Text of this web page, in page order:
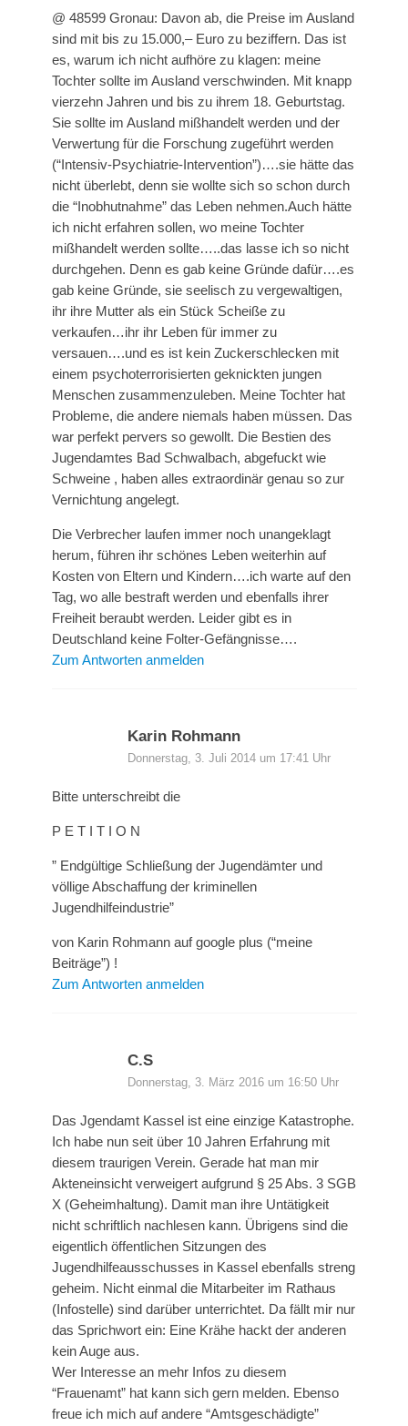
@ 48599 Gronau: Davon ab, die Preise im Ausland
sind mit bis zu 15.000,– Euro zu beziffern. Das ist
es, warum ich nicht aufhöre zu klagen: meine
Tochter sollte im Ausland verschwinden. Mit knapp
vierzehn Jahren und bis zu ihrem 18. Geburtstag.
Sie sollte im Ausland mißhandelt werden und der
Verwertung für die Forschung zugeführt werden
(“Intensiv-Psychiatrie-Intervention”)….sie hätte das
nicht überlebt, denn sie wollte sich so schon durch
die “Inobhutnahme” das Leben nehmen.Auch hätte
ich nicht erfahren sollen, wo meine Tochter
mißhandelt werden sollte…..das lasse ich so nicht
durchgehen. Denn es gab keine Gründe dafür….es
gab keine Gründe, sie seelisch zu vergewaltigen,
ihr ihre Mutter als ein Stück Scheiße zu
verkaufen…ihr ihr Leben für immer zu
versauen….und es ist kein Zuckerschlecken mit
einem psychoterrorisierten geknickten jungen
Menschen zusammenzuleben. Meine Tochter hat
Probleme, die andere niemals haben müssen. Das
war perfekt pervers so gewollt. Die Bestien des
Jugendamtes Bad Schwalbach, abgefuckt wie
Schweine , haben alles extraordinär genau so zur
Vernichtung angelegt.
Die Verbrecher laufen immer noch unangeklagt
herum, führen ihr schönes Leben weiterhin auf
Kosten von Eltern und Kindern….ich warte auf den
Tag, wo alle bestraft werden und ebenfalls ihrer
Freiheit beraubt werden. Leider gibt es in
Deutschland keine Folter-Gefängnisse….
Zum Antworten anmelden
Karin Rohmann
Donnerstag, 3. Juli 2014 um 17:41 Uhr
Bitte unterschreibt die
P E T I T I O N
” Endgültige Schließung der Jugendämter und
völlige Abschaffung der kriminellen
Jugendhilfeindustrie”
von Karin Rohmann auf google plus (“meine
Beiträge”) !
Zum Antworten anmelden
C.S
Donnerstag, 3. März 2016 um 16:50 Uhr
Das Jgendamt Kassel ist eine einzige Katastrophe.
Ich habe nun seit über 10 Jahren Erfahrung mit
diesem traurigen Verein. Gerade hat man mir
Akteneinsicht verweigert aufgrund § 25 Abs. 3 SGB
X (Geheimhaltung). Damit man ihre Untätigkeit
nicht schriftlich nachlesen kann. Übrigens sind die
eigentlich öffentlichen Sitzungen des
Jugendhilfeausschusses in Kassel ebenfalls streng
geheim. Nicht einmal die Mitarbeiter im Rathaus
(Infostelle) sind darüber unterrichtet. Da fällt mir nur
das Sprichwort ein: Eine Krähe hackt der anderen
kein Auge aus.
Wer Interesse an mehr Infos zu diesem
“Frauenamt” hat kann sich gern melden. Ebenso
freue ich mich auf andere “Amtsgeschädigte”